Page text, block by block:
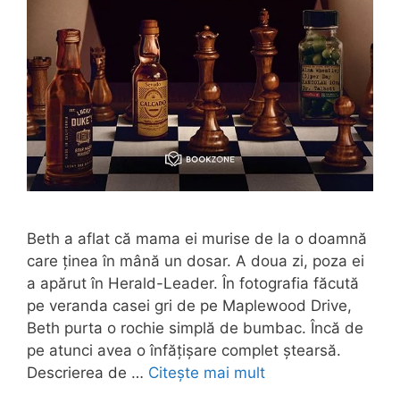
Beth a aflat că mama ei murise de la o doamnă
care ținea în mână un dosar. A doua zi, poza ei
a apărut în Herald-Leader. În fotografia făcută
pe veranda casei gri de pe Maplewood Drive,
Beth purta o rochie simplă de bumbac. Încă de
pe atunci avea o înfățișare complet ștearsă.
Descrierea de … Citește mai mult